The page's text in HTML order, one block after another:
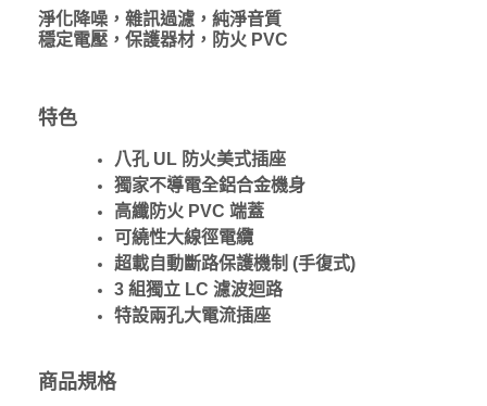
淨化降噪，雜訊過濾，純淨音質
穩定電壓，保護器材，防火 PVC
特色
八孔 UL 防火美式插座
獨家不導電全鋁合金機身
高纖防火 PVC 端蓋
可繞性大線徑電纜
超載自動斷路保護機制 (手復式)
3 組獨立 LC 濾波迴路
特設兩孔大電流插座
商品規格